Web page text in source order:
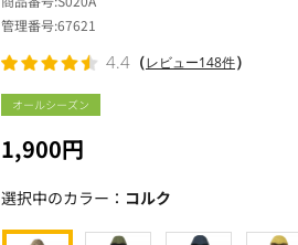
オールシーズン
1,900円
管理番号67621
4.4 （レビュー148件）
選択中のカラー： コルク